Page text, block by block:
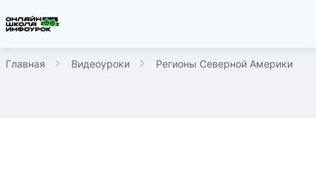
Главная Видеоуроки Регионы Северной Америки